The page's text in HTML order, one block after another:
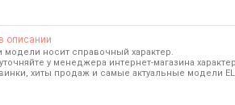
описании
носит справочный характер.
у менеджера интернет-магазина
хиты продаж и самые актуальные модели